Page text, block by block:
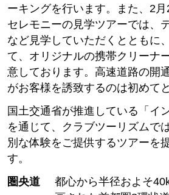
ーキングを行います。また、2
セレモニーの見学ツアーでは、
など見学していただくとともに
て、オリジナルの携帯クリーナ
意しております。高速道路の開
がお客様を誘致するのは初めて
国土交通省が推進している「イ
を通じて、クラブツーリズムで
別な体験をご提供するツアーを
す。
圏央道
都心から半径およそ